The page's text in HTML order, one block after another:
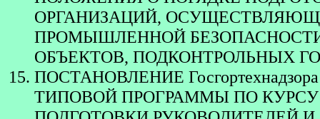
ОРГАНИЗАЦИЙ,
ПРОМЫШЛЕННОЙ
ОБЪЕКТОВ, ПОДКОНТРОЛЬНЫХ
ПОСТАНОВЛЕНИЕ
ТИПОВОЙ ПРОГРАММЫ ПО